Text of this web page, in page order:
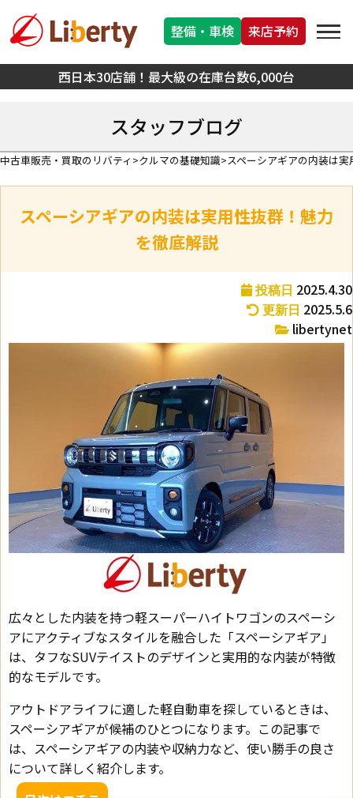
西日本30店舗！最大級の在庫台数6,000台
整備・車検 来店予約
スタッフブログ
中古車販売・買取のリバティ クルマの基礎知識 スペーシアギアの内装は
スペーシアギアの内装は実用性抜群！魅力
を徹底解説
投稿日 2025.4.30
更新日 2025.5.6
libertynet
広々とした内装を持つ軽スーパーハイトワゴンのスペーシ
アにアクティブなスタイルを融合した「スペーシアギア」
は、タフなSUVテイストのデザインと実用的な内装が特徴
的なモデルです。
アウトドアライフに適した軽自動車を探しているときは、
スペーシアギアが候補のひとつになります。この記事で
は、スペーシアギアの内装や収納力など、使い勝手の良さ
について詳しく紹介します。